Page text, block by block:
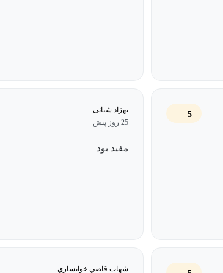
5
بهزاد شبانی
25 روز پیش
مفید بود
شهاب قاضي خوانساري